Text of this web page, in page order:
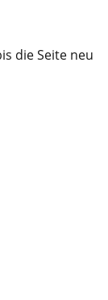
die Seite neu